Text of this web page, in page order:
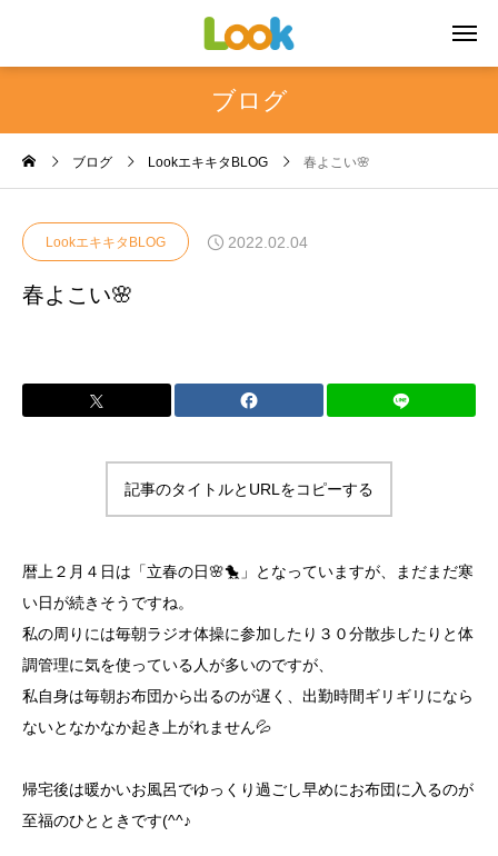
ブログ
ブログ LookエキキタBLOG 春よこい🌸
LookエキキタBLOG 2022.02.04
春よこい🌸
記事のタイトルとURLをコピーする
暦上２月４日は「立春の日🌸🐤」となっていますが、まだまだ寒
い日が続きそうですね。
私の周りには毎朝ラジオ体操に参加したり３０分散歩したりと体
調管理に気を使っている人が多いのですが、
私自身は毎朝お布団から出るのが遅く、出勤時間ギリギリになら
ないとなかなか起き上がれません💦
帰宅後は暖かいお風呂でゆっくり過ごし早めにお布団に入るのが
至福のひとときです(^^♪